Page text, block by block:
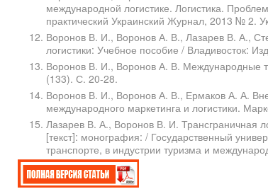
международной логистике. Логистика.
практический Украинский Журнал, 2013 № 2.
Воронов В. И., Воронов А. В., Лазарев В. А.,
логистики: Учебное пособие / Владивосток:
Воронов В. И., Воронов А. В. Международные
(133). С. 20-28.
Воронов В. И., Воронов А. В., Ермаков А. А.
международного маркетинга и логистики.
Лазарев В. А., Воронов В. И. Трансграничная
[текст]: монография: / Государственный
транспорте, в индустрии туризма и